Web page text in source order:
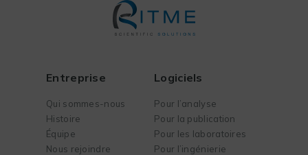
Entreprise
Qui sommes-nous
Histoire
Équipe
Nous rejoindre
Logiciels
Pour l’analyse
Pour la publication
Pour les laboratoires
Pour l’ingénierie